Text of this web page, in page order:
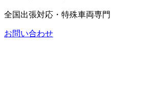
全国出張対応・特殊車両専門
お問い合わせ